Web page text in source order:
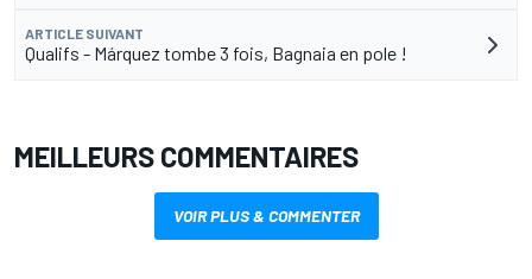
ARTICLE SUIVANT
Qualifs - Márquez tombe 3 fois, Bagnaia en pole !
MEILLEURS COMMENTAIRES
VOIR PLUS & COMMENTER